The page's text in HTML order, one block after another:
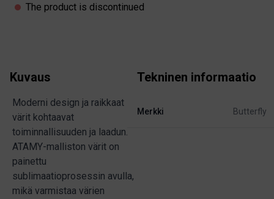
Product information
The product is discontinued
Kuvaus
Moderni design ja raikkaat
värit kohtaavat
toiminnallisuuden ja laadun.
ATAMY-malliston värit on
painettu
sublimaatioprosessin avulla,
mikä varmistaa värien
Tekninen informaatio
Merkki Butterfly